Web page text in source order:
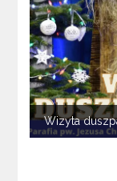
Wizyta